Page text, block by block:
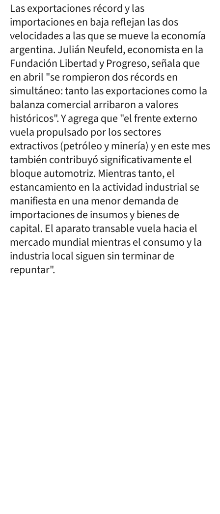
Las exportaciones récord y las
importaciones en baja reflejan las dos
velocidades a las que se mueve la economía
argentina. Julián Neufeld, economista en la
Fundación Libertad y Progreso, señala que
en abril "se rompieron dos récords en
simultáneo: tanto las exportaciones como la
balanza comercial arribaron a valores
históricos". Y agrega que "el frente externo
vuela propulsado por los sectores
extractivos (petróleo y minería) y en este mes
también contribuyó significativamente el
bloque automotriz. Mientras tanto, el
estancamiento en la actividad industrial se
manifiesta en una menor demanda de
importaciones de insumos y bienes de
capital. El aparato transable vuela hacia el
mercado mundial mientras el consumo y la
industria local siguen sin terminar de
repuntar".